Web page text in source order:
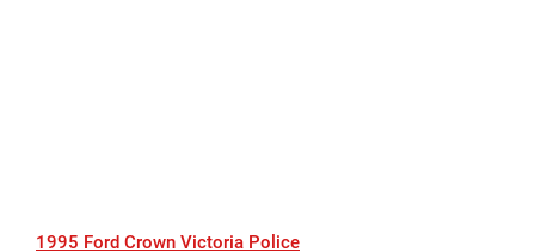
1995 Ford Crown Victoria Police